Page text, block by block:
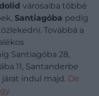
városaiba többé
Santiagóba pedig
Továbbá a
Santiagóba 28,
11, Santanderbe
indul majd. De